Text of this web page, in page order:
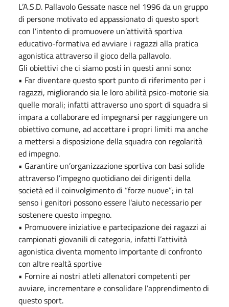
L’A.S.D. Pallavolo Gessate nasce nel 1996 da un gruppo
di persone motivato ed appassionato di questo sport
con l’intento di promuovere un’attività sportiva
educativo-formativa ed avviare i ragazzi alla pratica
agonistica attraverso il gioco della pallavolo.
Gli obiettivi che ci siamo posti in questi anni sono:
• Far diventare questo sport punto di riferimento per i
ragazzi, migliorando sia le loro abilità psico-motorie sia
quelle morali; infatti attraverso uno sport di squadra si
impara a collaborare ed impegnarsi per raggiungere un
obiettivo comune, ad accettare i propri limiti ma anche
a mettersi a disposizione della squadra con regolarità
ed impegno.
• Garantire un’organizzazione sportiva con basi solide
attraverso l’impegno quotidiano dei dirigenti della
società ed il coinvolgimento di “forze nuove”; in tal
senso i genitori possono essere l’aiuto necessario per
sostenere questo impegno.
• Promuovere iniziative e partecipazione dei ragazzi ai
campionati giovanili di categoria, infatti l’attività
agonistica diventa momento importante di confronto
con altre realtà sportive
• Fornire ai nostri atleti allenatori competenti per
avviare, incrementare e consolidare l’apprendimento di
questo sport.